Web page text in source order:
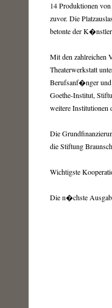
14 Produktionen
zuvor. Die
betonte der
Mit den zahlreichen
Theaterwerkstatt
Berufsanf�nger und
Goethe-Institut,
weitere Institutionen
Die
die Stiftung
Wichtigste
Die n�chste